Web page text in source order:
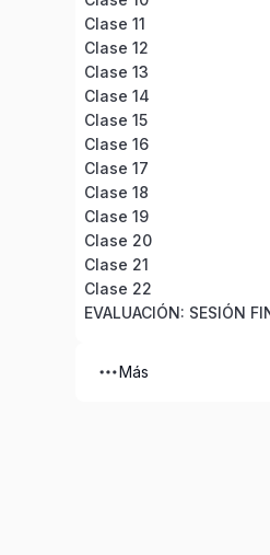
Clase 11
Clase 12
Clase 13
Clase 14
Clase 15
Clase 16
Clase 17
Clase 18
Clase 19
Clase 20
Clase 21
Clase 22
EVALUACIÓN: SESIÓN
Más